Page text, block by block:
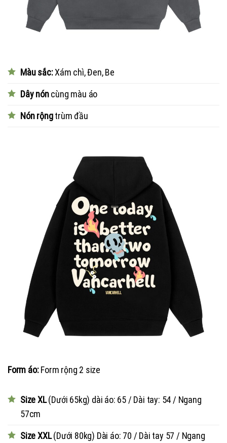
Màu sắc:Xám chì, Đen, Be
Dây nóncùng màu áo
Nón rộngtrùm đầu
Form áo:Form rộng 2 size
Size XL(Dưới 65kg) dài áo: 65 / Dài tay: 54 / Ngang
57cm
Size XXL(Dưới 80kg) Dài áo: 70 / Dài tay 57 / Ngang